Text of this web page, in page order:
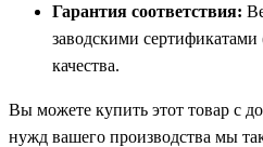
Гарантия соответствия:
заводскими
качества.
Вы можете купить этот товар с
нужд вашего производства мы